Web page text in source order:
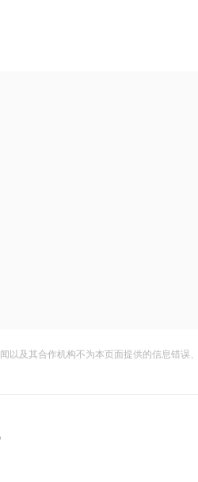
及其合作机构不为本页面提供的信息错